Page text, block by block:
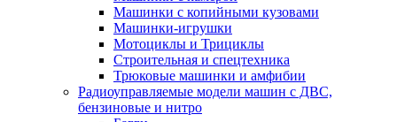
Машинки с копийными кузовами
Машинки-игрушки
Мотоциклы и Трициклы
Строительная и спецтехника
Трюковые машинки и амфибии
Радиоуправляемые модели машин с ДВС,
бензиновые и нитро